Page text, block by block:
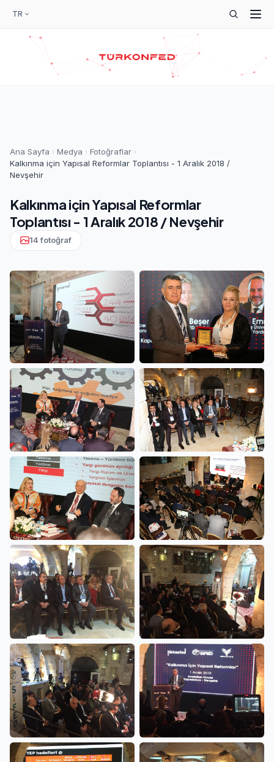
TR
Ana Sayfa Medya
Fotoğraflar
Kalkınma için Yapısal Reformlar Toplantısı - 1 Aralık 2018 /
Nevşehir
Kalkınma için Yapısal Reformlar
Toplantısı - 1 Aralık 2018 / Nevşehir
14 fotoğraf